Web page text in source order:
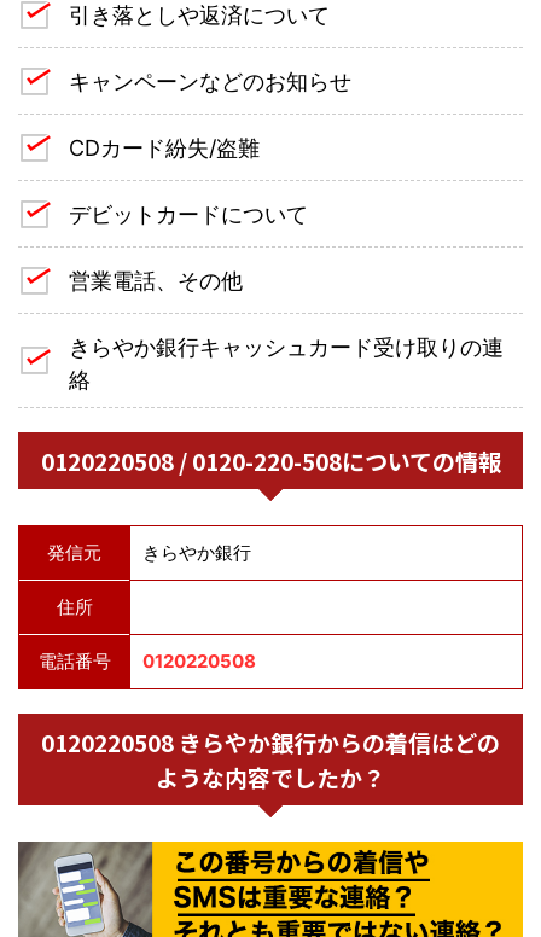
引き落としや返済について
キャンペーンなどのお知らせ
CDカード紛失/盗難
デビットカードについて
営業電話、その他
きらやか銀行キャッシュカード受け取りの連
絡
0120220508 / 0120-220-508についての情報
発信元 きらやか銀行
住所
電話番号 0120220508
0120220508 きらやか銀行からの着信はどの
ような内容でしたか？